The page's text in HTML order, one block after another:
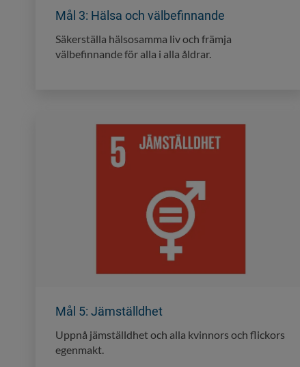
Mål 3: Hälsa och välbefinnande
Säkerställa hälsosamma liv och främja
välbefinnande för alla i alla åldrar.
Mål 5: Jämställdhet
Uppnå jämställdhet och alla kvinnors och flickors
egenmakt.